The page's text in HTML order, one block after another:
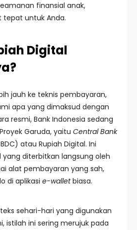
finansial anak,
tepat untuk Anda.
Digital
jauh ke teknis pembayaran,
apa yang dimaksud dengan
resmi, Bank Indonesia sedang
Garuda, yaitu Central Bank
atau Rupiah Digital. Ini
diterbitkan langsung oleh
alat pembayaran yang sah,
di aplikasi e-walletbiasa.
sehari-hari yang digunakan
istilah ini sering merujuk pada